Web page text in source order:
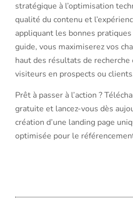
stratégique à l’optimisation
qualité du contenu et
appliquant les bonnes
guide, vous maximiserez vos
haut des résultats de
visiteurs en prospects ou
Prêt à passer à l’action ?
gratuite et lancez-vous dès
création d’une landing page
optimisée pour le